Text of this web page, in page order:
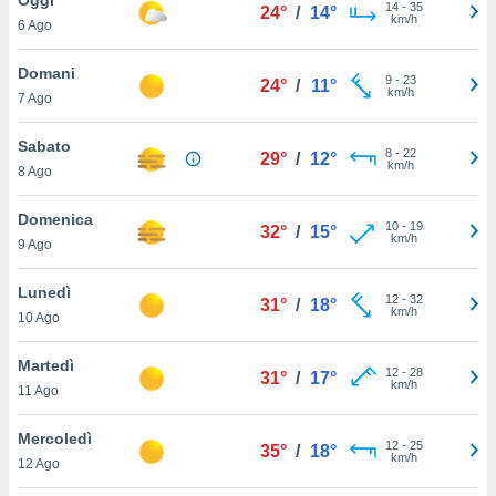
è
al sito
di
ci
di
il
un
la
nella
6 Ago
24° / 14° 14- 35
km/h
Domani
7 Ago
24° / 11° 9- 23
km/h
Sabato
8 Ago
29° / 12° 8- 22
km/h
Domenica
9 Ago
32° / 15° 10- 19
km/h
Lunedì
10 Ago
31° / 18° 12- 32
km/h
Martedì
11 Ago
31° / 17° 12- 28
km/h
Mercoledì
12 Ago
35° / 18° 12- 25
km/h